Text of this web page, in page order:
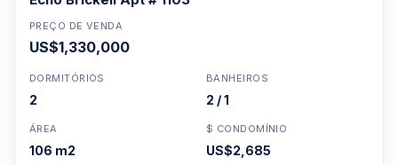
PREÇO DE VENDA
US$1,330,000
DORMITÓRIOS
2
BANHEIROS
2 / 1
ÁREA
106 m2
$ CONDOMÍNIO
US$2,685